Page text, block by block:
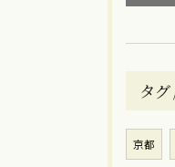
タグ
京都